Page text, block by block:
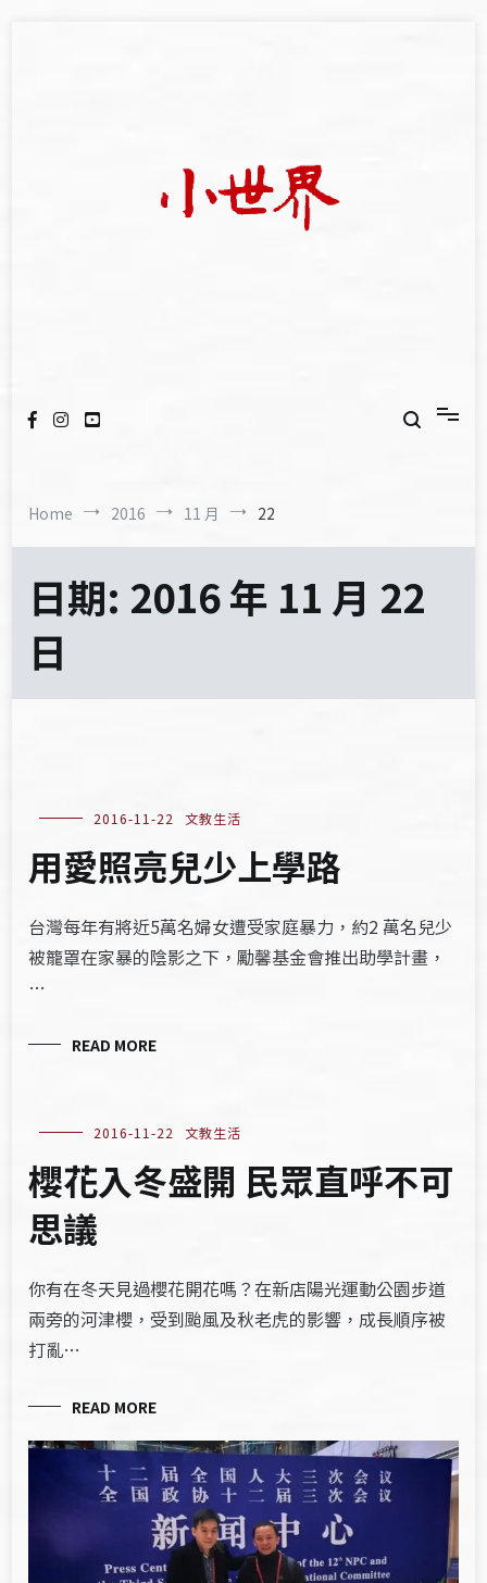
Home 2016 11 月 22
日期: 2016 年 11 月 22
日
2016-11-22 文教生活
用愛照亮兒少上學路
台灣每年有將近5萬名婦女遭受家庭暴力，約2 萬名兒少
被籠罩在家暴的陰影之下，勵馨基金會推出助學計畫，
…
READ MORE
2016-11-22 文教生活
櫻花入冬盛開 民眾直呼不可
思議
你有在冬天見過櫻花開花嗎？在新店陽光運動公園步道
兩旁的河津櫻，受到颱風及秋老虎的影響，成長順序被
打亂…
READ MORE